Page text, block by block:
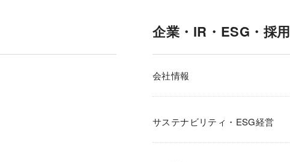
企業・IR・ESG・採用
会社情報
サステナビリティ・ESG経営